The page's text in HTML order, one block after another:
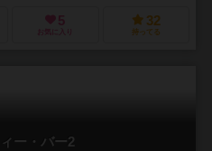
5
お気に入り
32
持ってる
ー・バー2